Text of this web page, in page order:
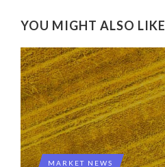
YOU MIGHT ALSO LIKE
MARKET NEWS